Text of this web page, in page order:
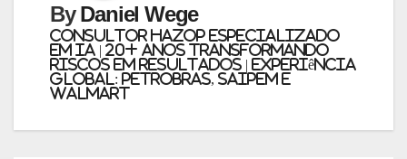
ByDaniel Wege
Consultor HAZOP Especializado
em IA | 20+ Anos Transformando
Riscos em Resultados | Experiência
Global: PETROBRAS, SAIPEM e
WALMART